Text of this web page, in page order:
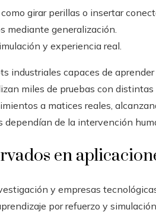
girar perillas o insertar
mediante generalización.
y experiencia real.
industriales capaces de
miles de pruebas con
a matices reales,
de la intervención
en
y empresas
por refuerzo y